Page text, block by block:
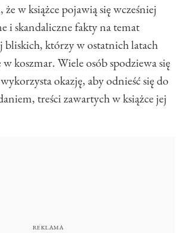
w książce pojawią się wcześniej
i skandaliczne fakty na temat
bliskich, którzy w ostatnich latach
koszmar. Wiele osób spodziewa się
okazję, aby odnieść się do
treści zawartych w książce jej